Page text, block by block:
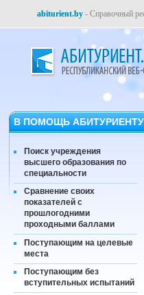
abiturient.by - Справочный
В ПОМОЩЬ АБИТУРИЕНТУ
Поиск учреждения
высшего образования по
специальности
Сравнение своих
показателей с
прошлогодними
проходными баллами
Поступающим на целевые
места
Поступающим без
вступительных испытаний